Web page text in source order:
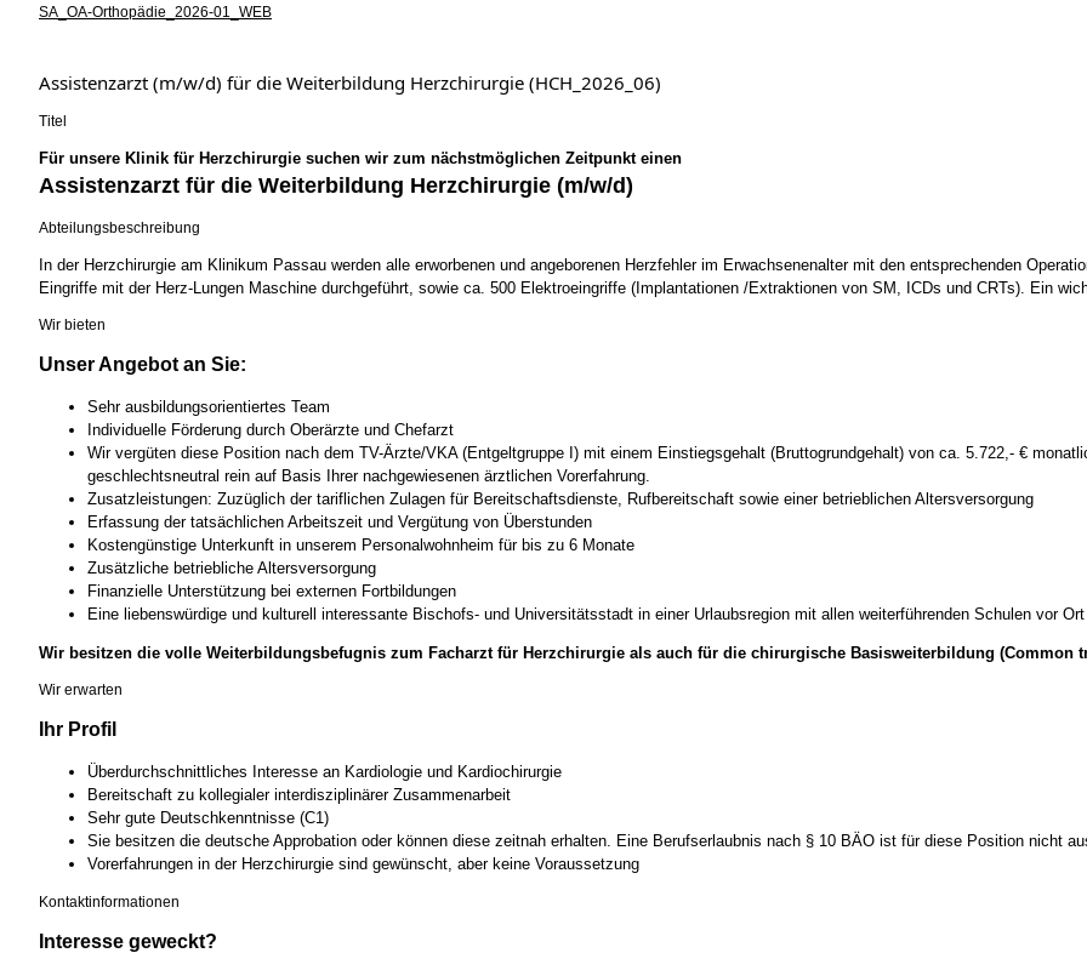
SA_OA-Orthopädie_2026-01_WEB
Assistenzarzt (m/w/d) für die Weiterbildung Herzchirurgie (HCH_2026_06)
Titel
Für unsere Klinik für Herzchirurgie suchen wir zum nächstmöglichen Zeitpunkt einen
Assistenzarzt für die Weiterbildung Herzchirurgie (m/w/d)
Abteilungsbeschreibung
In der Herzchirurgie am Klinikum Passau werden alle erworbenen und angeborenen Herzfehler im Erwachsenenalter mit den entsprechenden
Eingriffe mit der Herz-Lungen Maschine durchgeführt, sowie ca. 500 Elektroeingriffe (Implantationen /Extraktionen von SM, ICDs und CRTs). Ein
Wir bieten
Unser Angebot an Sie:
Sehr ausbildungsorientiertes Team
Individuelle Förderung durch Oberärzte und Chefarzt
Wir vergüten diese Position nach dem TV-Ärzte/VKA (Entgeltgruppe I) mit einem Einstiegsgehalt (Bruttogrundgehalt) von ca. 5.722,- €
geschlechtsneutral rein auf Basis Ihrer nachgewiesenen ärztlichen Vorerfahrung.
Zusatzleistungen: Zuzüglich der tariflichen Zulagen für Bereitschaftsdienste, Rufbereitschaft sowie einer betrieblichen Altersversorgung
Erfassung der tatsächlichen Arbeitszeit und Vergütung von Überstunden
Kostengünstige Unterkunft in unserem Personalwohnheim für bis zu 6 Monate
Zusätzliche betriebliche Altersversorgung
Finanzielle Unterstützung bei externen Fortbildungen
Eine liebenswürdige und kulturell interessante Bischofs- und Universitätsstadt in einer Urlaubsregion mit allen weiterführenden Schulen vor Ort
Wir besitzen die volle Weiterbildungsbefugnis zum Facharzt für Herzchirurgie als auch für die chirurgische Basisweiterbildung (Common
Wir erwarten
Ihr Profil
Überdurchschnittliches Interesse an Kardiologie und Kardiochirurgie
Bereitschaft zu kollegialer interdisziplinärer Zusammenarbeit
Sehr gute Deutschkenntnisse (C1)
Sie besitzen die deutsche Approbation oder können diese zeitnah erhalten. Eine Berufserlaubnis nach § 10 BÄO ist für diese Position nicht
Vorerfahrungen in der Herzchirurgie sind gewünscht, aber keine Voraussetzung
Kontaktinformationen
Interesse geweckt?